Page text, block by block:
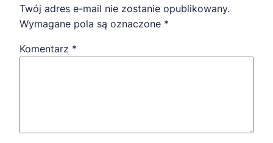
Twój adres e-mail nie zostanie opublikowany.
Wymagane pola są oznaczone *
Komentarz *